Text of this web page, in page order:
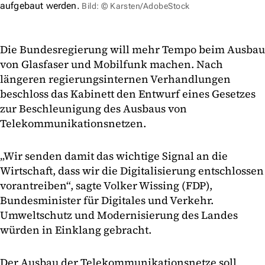
aufgebaut werden. Bild: © Karsten/AdobeStock
Die Bundesregierung will mehr Tempo beim Ausbau
von Glasfaser und Mobilfunk machen. Nach
längeren regierungsinternen Verhandlungen
beschloss das Kabinett den Entwurf eines Gesetzes
zur Beschleunigung des Ausbaus von
Telekommunikationsnetzen.
„Wir senden damit das wichtige Signal an die
Wirtschaft, dass wir die Digitalisierung entschlossen
vorantreiben“, sagte Volker Wissing (FDP),
Bundesminister für Digitales und Verkehr.
Umweltschutz und Modernisierung des Landes
würden in Einklang gebracht.